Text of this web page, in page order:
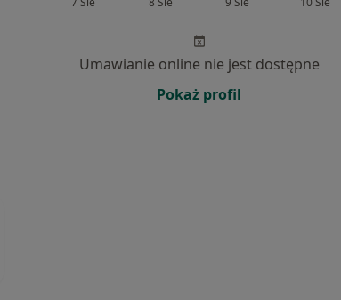
Umawianie online nie jest dostępne
Pokaż profil